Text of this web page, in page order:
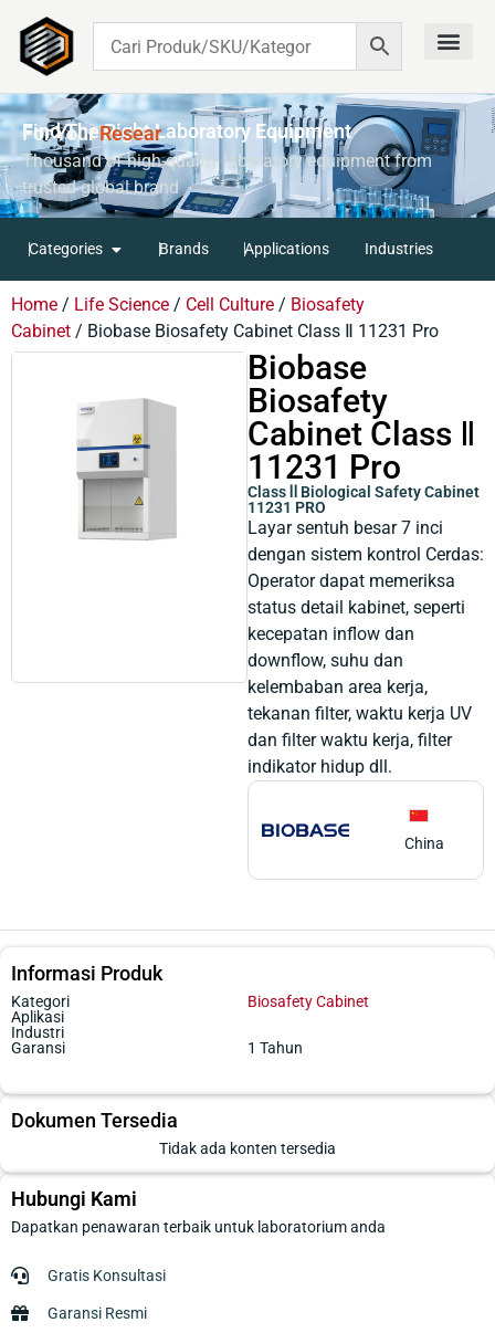
Find The Right Laboratory Equipment
For YourRESEARCH
Thousand of high-quality laboratory equipment from
trusted global brand
Categories Brands Applications Industries
Home / Life Science / Cell Culture / Biosafety
Cabinet / Biobase Biosafety Cabinet Class Ⅱ 11231 Pro
Biobase
Biosafety
Cabinet Class Ⅱ
11231 Pro
Class Ⅱ Biological Safety Cabinet
11231 PRO
Layar sentuh besar 7 inci
dengan sistem kontrol Cerdas:
Operator dapat memeriksa
status detail kabinet, seperti
kecepatan inflow dan
downflow, suhu dan
kelembaban area kerja,
tekanan filter, waktu kerja UV
dan filter waktu kerja, filter
indikator hidup dll.
China
Informasi Produk
Kategori
Biosafety Cabinet
Aplikasi
Industri
Garansi
1 Tahun
Dokumen Tersedia
Tidak ada konten tersedia
Hubungi Kami
Dapatkan penawaran terbaik untuk laboratorium anda
Gratis Konsultasi
Garansi Resmi